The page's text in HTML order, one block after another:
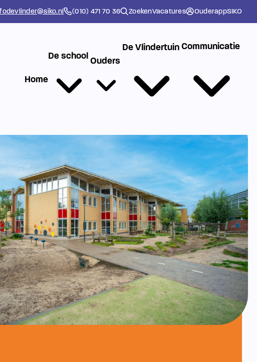
(010) 471 70 36 ZoekenVacatures OuderappSIKO
Home
De school Ouders
De Vlindertuin Communicatie